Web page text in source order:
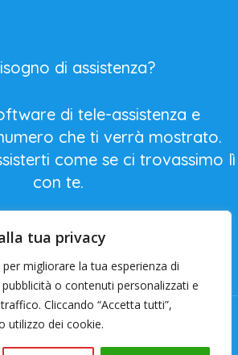
tua privacy
migliorare la tua esperienza di
o contenuti personalizzati e
Cliccando “Accetta tutti”,
utilizzo dei cookie.
di assistenza?
di tele-assistenza e
che ti verrà mostrato.
come se ci trovassimo lì
con te.
RB System di Roberto Boschi 2025.